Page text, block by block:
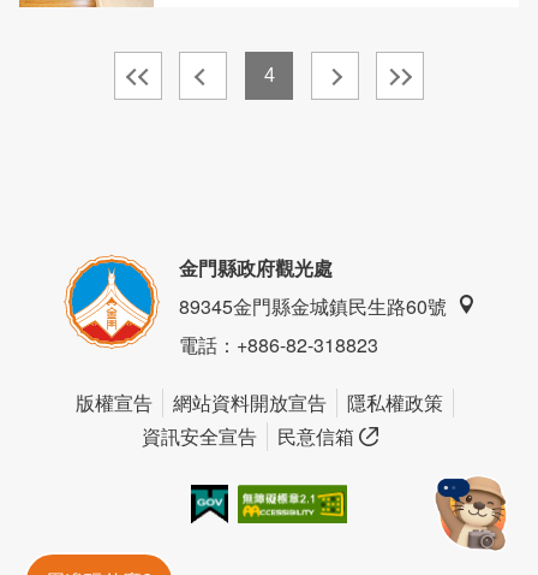
4
金門縣政府觀光處
89345金門縣金城鎮民生路60號
電話：+886-82-318823
版權宣告 網站資料開放宣告
隱私權政策
資訊安全宣告
民意信箱